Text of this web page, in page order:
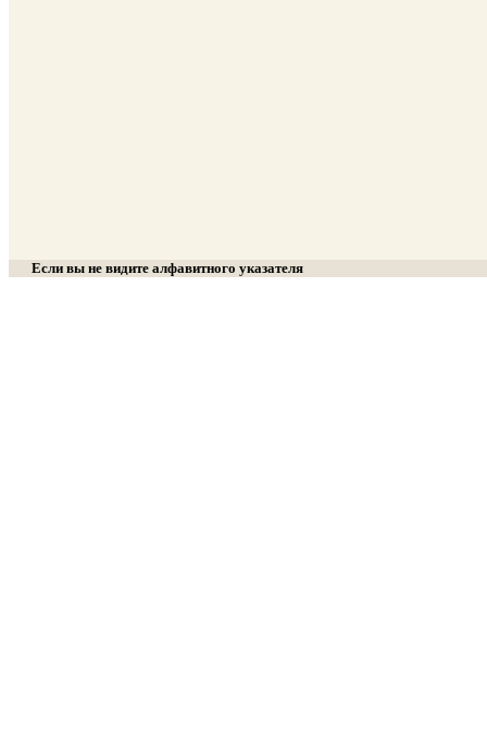
Если вы не видите алфавитного указателя